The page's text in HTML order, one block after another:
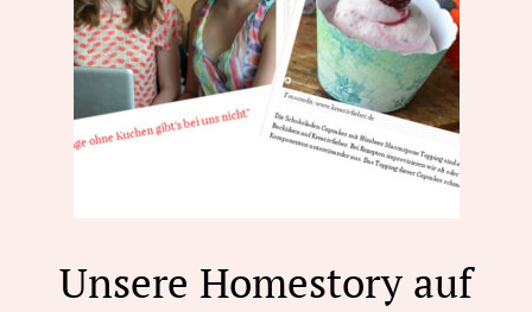
Unsere Homestory auf